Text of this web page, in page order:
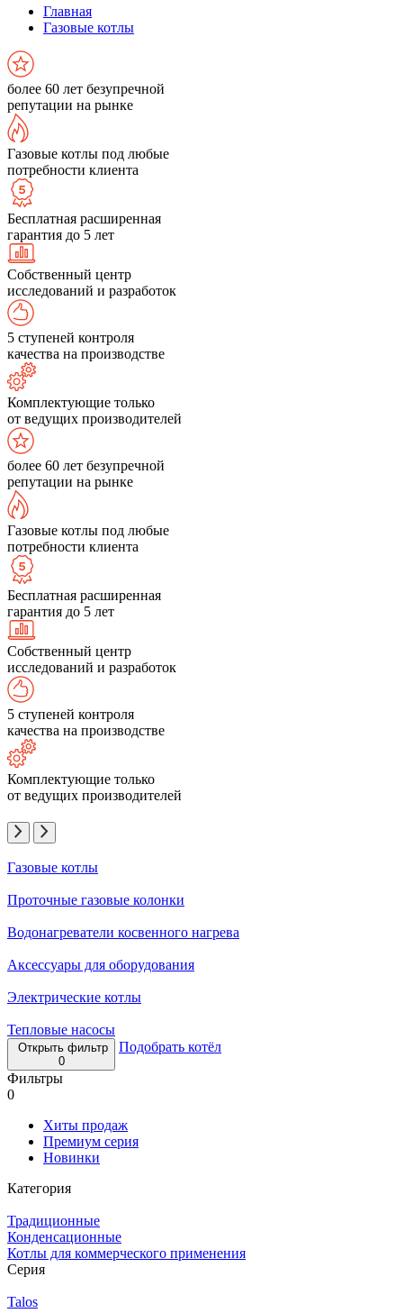
Главная
Газовые котлы
более 60 лет безупречной
репутации на рынке
Газовые котлы под любые
потребности клиента
Бесплатная расширенная
гарантия до 5 лет
Собственный центр
исследований и разработок
5 ступеней контроля
качества на производстве
Комплектующие только
от ведущих производителей
более 60 лет безупречной
репутации на рынке
Газовые котлы под любые
потребности клиента
Бесплатная расширенная
гарантия до 5 лет
Собственный центр
исследований и разработок
5 ступеней контроля
качества на производстве
Комплектующие только
от ведущих производителей
Газовые котлы
Проточные газовые колонки
Водонагреватели косвенного нагрева
Аксессуары для оборудования
Электрические котлы
Тепловые насосы
Открыть фильтр
0
Подобрать котёл
Фильтры
0
Хиты продаж
Премиум серия
Новинки
Категория
Традиционные
Конденсационные
Котлы для коммерческого применения
Серия
Talos